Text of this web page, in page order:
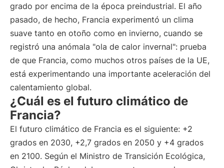
grado por encima de la época preindustrial. El año
pasado, de hecho, Francia experimentó un clima
suave tanto en otoño como en invierno, cuando se
registró una anómala "ola de calor invernal": prueba
de que Francia, como muchos otros países de la UE,
está experimentando una importante aceleración del
calentamiento global.
¿Cuál es el futuro climático de
Francia?
El futuro climático de Francia es el siguiente: +2
grados en 2030, +2,7 grados en 2050 y +4 grados
en 2100. Según el Ministro de Transición Ecológica,